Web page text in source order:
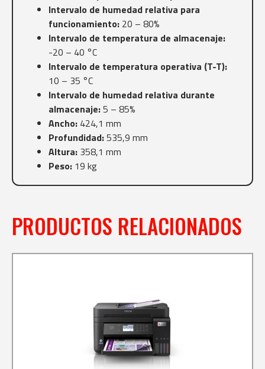
Intervalo de humedad relativa para
funcionamiento: 20 – 80%
Intervalo de temperatura de almacenaje:
-20 – 40 °C
Intervalo de temperatura operativa (T-T):
10 – 35 °C
Intervalo de humedad relativa durante
almacenaje:5 – 85%
Ancho: 424,1 mm
Profundidad:535,9 mm
Altura: 358,1 mm
Peso: 19 kg
PRODUCTOS RELACIONADOS